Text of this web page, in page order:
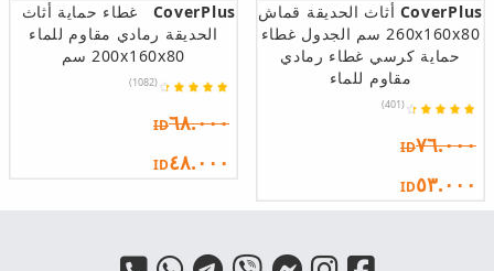
CoverPlus أثاث الحديقة قماش
260x160x80 سم الجدول غطاء
حماية كرسي غطاء رمادي
مقاوم للماء
(401)
ID٧٦.٠٠٠
ID٥٣.٠٠٠
CoverPlus
غطاء حماية أثاث
الحديقة رمادي مقاوم للماء
200x160x80 سم
(1082)
ID٦٨.٠٠٠
ID٤٨.٠٠٠